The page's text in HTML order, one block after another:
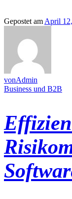
Gepostet am April
vonAdmin
Business und B2B